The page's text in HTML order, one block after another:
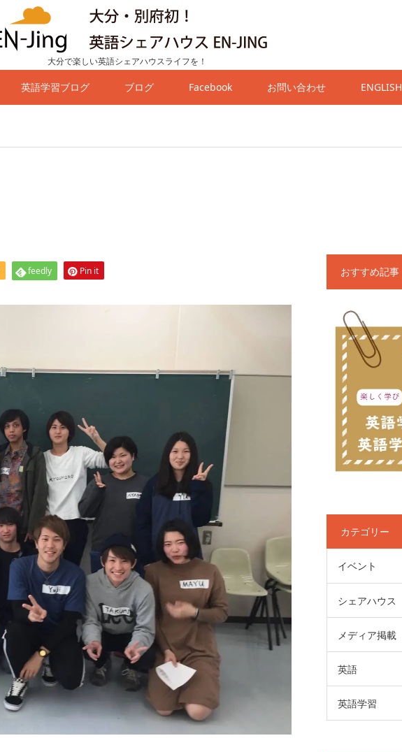
大分で楽しい英語シェアハウスライフを！
英語学習ブログ ブログ Facebook お問い合わせ ENGLISH
feedly Pin it おすすめ記事
カテゴリー
イベント
シェアハウス
メディア掲載
英語
英語学習